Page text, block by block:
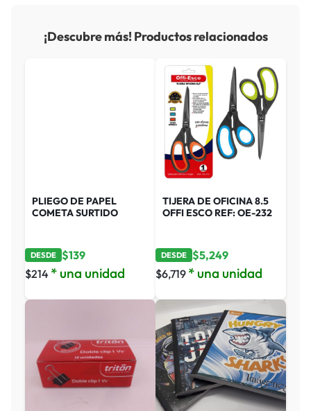
¡Descubre más! Productos relacionados
PLIEGO DE PAPEL
COMETA SURTIDO
DESDE $139
$214 * una unidad
TIJERA DE OFICINA 8.5
OFFI ESCO REF: OE-232
DESDE $5,249
$6,719 * una unidad